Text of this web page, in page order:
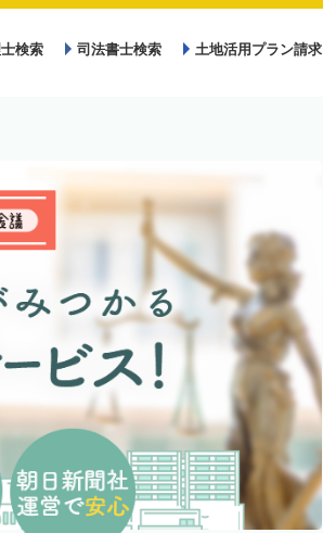
検索 司法書士検索 土地活用プラン請求